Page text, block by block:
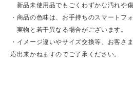
新品未使用品でもごくわずかな汚れや
・商品の色味は、お手持ちのスマートフ
実物と若干異なる場合がございます。
・イメージ違いやサイズ交換等、お客さ
応出来かねますのでご了承ください。